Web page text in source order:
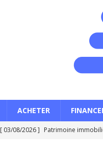
ACHETER
[ 03/08/2026 ] Patrimoine